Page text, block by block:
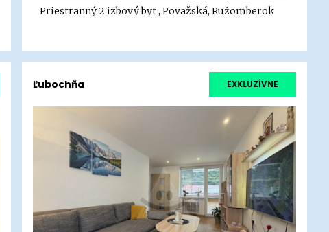
Priestranný 2 izbový byt , Považská, Ružomberok
Ľubochňa EXKLUZÍVNE